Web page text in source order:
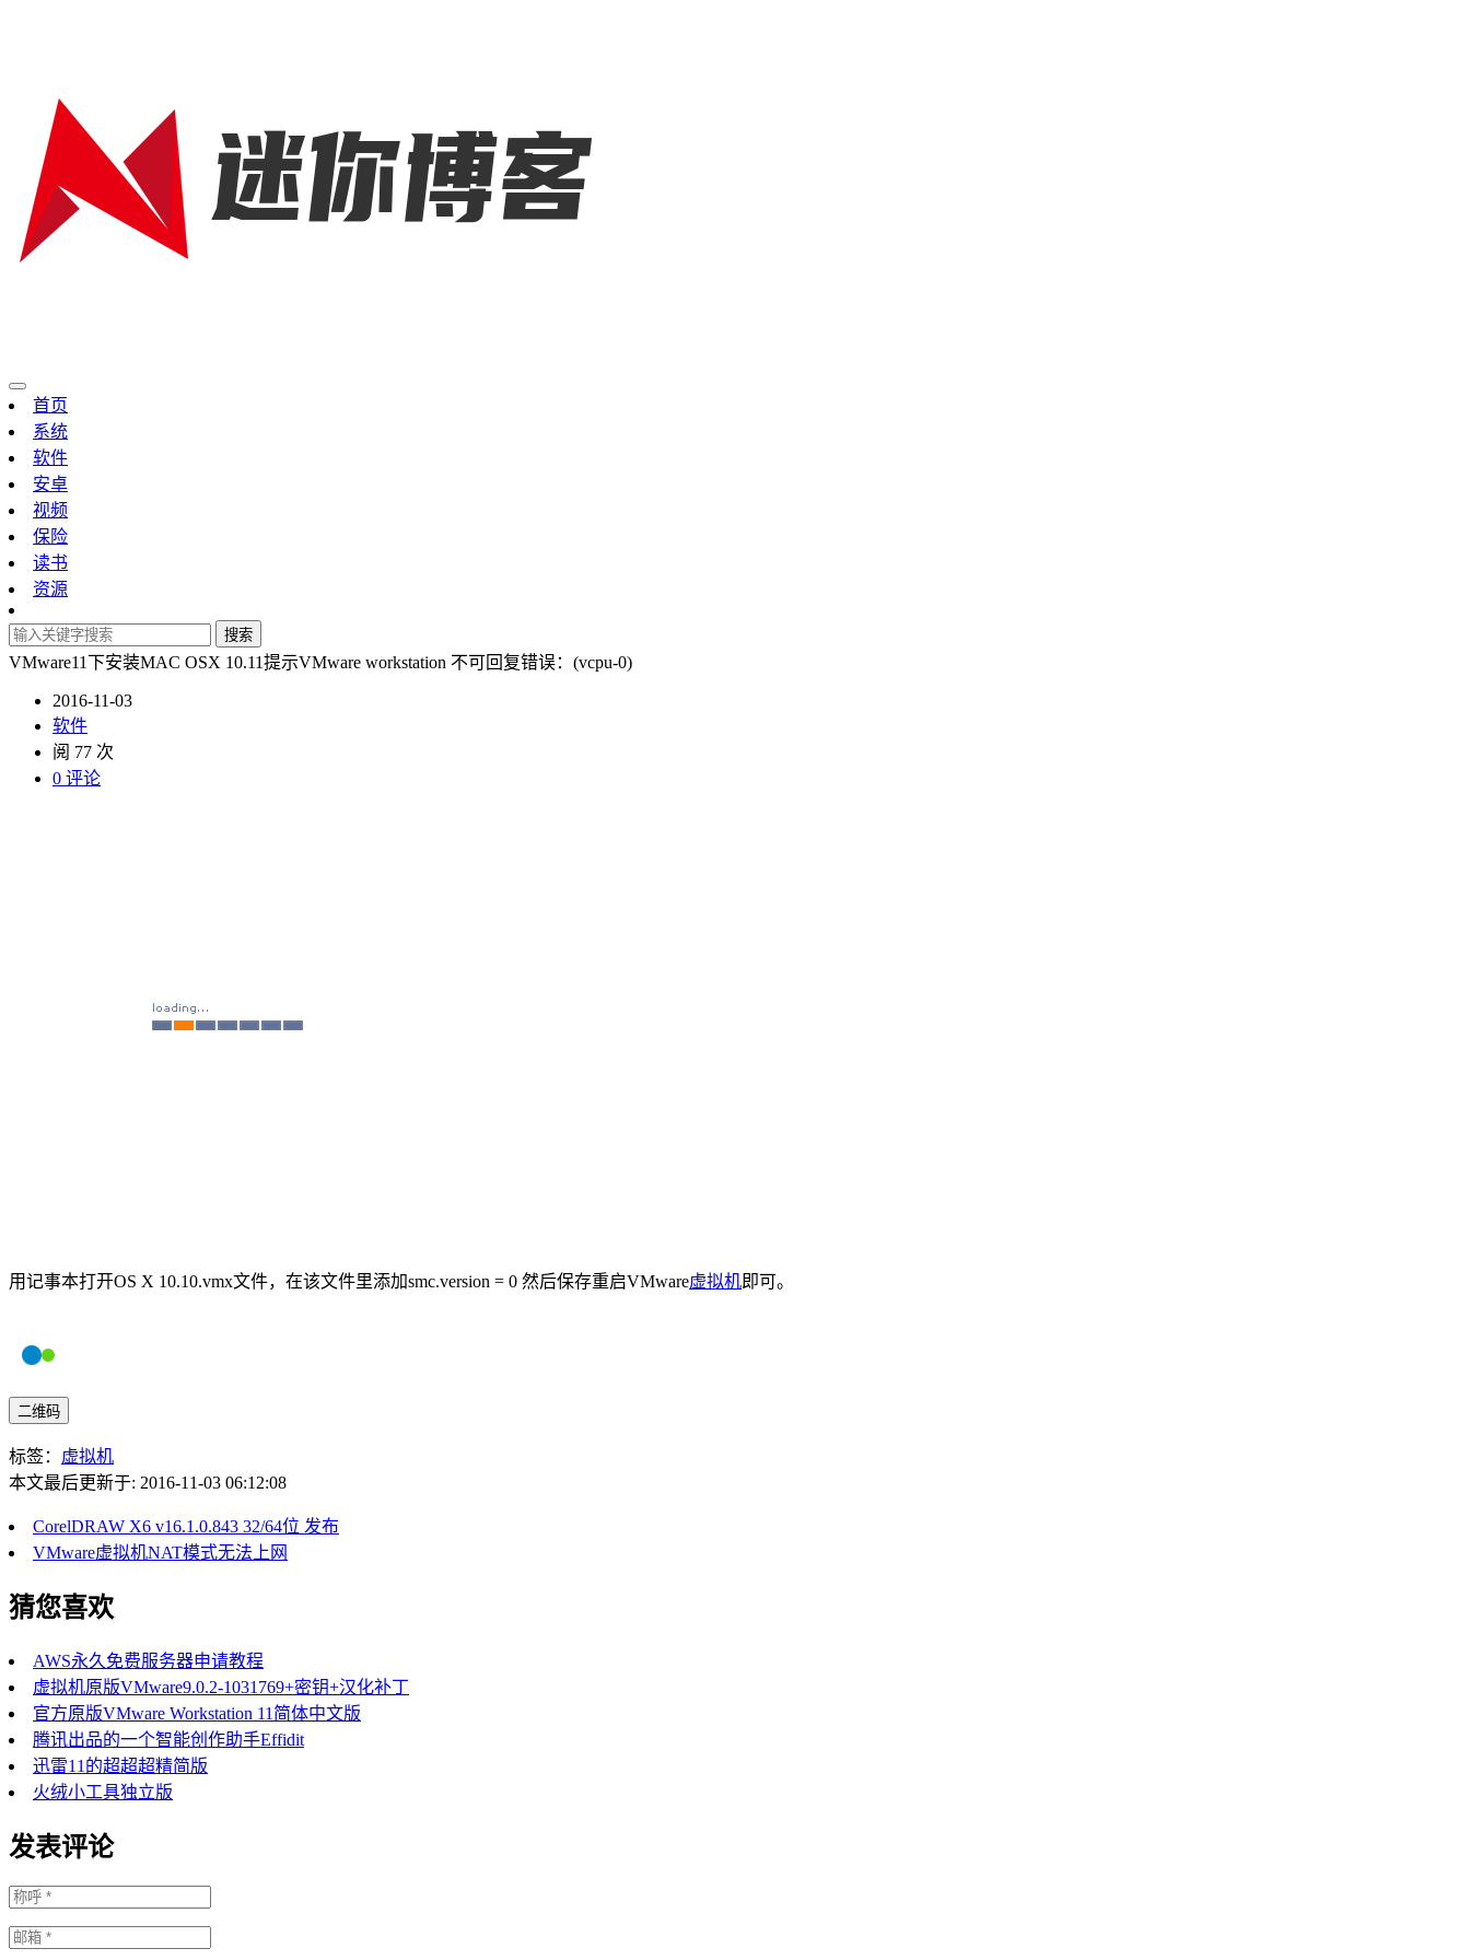
首页
系统
软件
安卓
视频
保险
读书
资源
搜索
VMware11下安装MAC OSX 10.11提示VMware workstation 不可回复错误：(vcpu-0)
2016-11-03
软件
阅 77 次
0 评论
用记事本打开OS X 10.10.vmx文件，在该文件里添加smc.version = 0 然后保存重启VMware虚拟机即可。
二维码
标签： 虚拟机
本文最后更新于: 2016-11-03 06:12:08
CorelDRAW X6 v16.1.0.843 32/64位 发布
VMware虚拟机NAT模式无法上网
猜您喜欢
AWS永久免费服务器申请教程
虚拟机原版VMware9.0.2-1031769+密钥+汉化补丁
官方原版VMware Workstation 11简体中文版
腾讯出品的一个智能创作助手Effidit
迅雷11的超超超精简版
火绒小工具独立版
发表评论